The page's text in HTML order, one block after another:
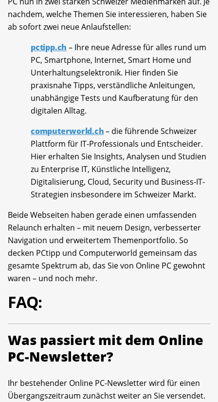
nachdem, welche Themen Sie interessieren, haben Sie
ab sofort zwei neue Anlaufstellen:
pctipp.ch – Ihre neue Adresse für alles rund um
PC, Smartphone, Internet, Smart Home und
Unterhaltungselektronik. Hier finden Sie
praxisnahe Tipps, verständliche Anleitungen,
unabhängige Tests und Kaufberatung für den
digitalen Alltag.
computerworld.ch– die führende Schweizer
Plattform für IT-Professionals und Entscheider.
Hier erhalten Sie Insights, Analysen und Studien
zu Enterprise IT, Künstliche Intelligenz,
Digitalisierung, Cloud, Security und Business-IT-
Strategien insbesondere im Schweizer Markt.
Beide Webseiten haben gerade einen umfassenden
Relaunch erhalten – mit neuem Design, verbesserter
Navigation und erweitertem Themenportfolio. So
decken PCtipp und Computerworld gemeinsam das
gesamte Spektrum ab, das Sie von Online PC gewohnt
waren – und noch mehr.
FAQ:
Was passiert mit dem Online
PC-Newsletter?
Ihr bestehender Online PC-Newsletter wird für einen
Übergangszeitraum zunächst weiter an Sie versendet.